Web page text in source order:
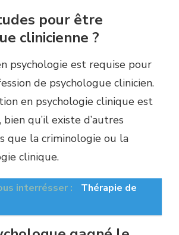
pour être
clinicienne ?
psychologie est requise pour
de psychologue clinicien.
en psychologie clinique est
qu’il existe d’autres
que la criminologie ou la
clinique.
interrésser :
Thérapie de